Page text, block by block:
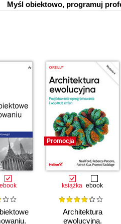
Myśl obiektowo, programuj
ebook
Promocja
książka ebook
Architektura
ewolucyjna.